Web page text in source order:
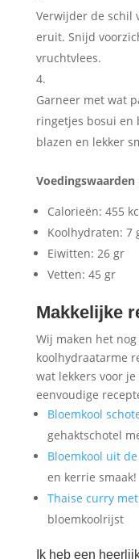
Verwijder de schil
eruit. Snijd
vruchtvlees.
Garneer met wat
ringetjes bosui en
blazen en lekker
Calorieën: 455
Koolhydraten: 7
Eiwitten: 26 gr
Vetten: 45 gr
Makkelijke
Wij maken het nog
koolhydraatarme
wat lekkers voor
eenvoudige
Bloemkool
gehaktschotel
Bloemkool uit
en kerrie smaak!
Thaise curry
bloemkoolrijst
Ik heb een